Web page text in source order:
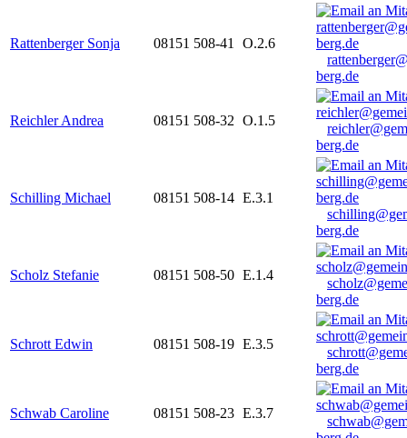
Rattenberger Sonja 08151 508-41
O.2.6
berg.de
Reichler Andrea 08151 508-32 O.1.5
berg.de
Schilling Michael 08151 508-14 E.3.1
berg.de
Scholz Stefanie 08151 508-50 E.1.4
berg.de
Schrott Edwin 08151 508-19 E.3.5
berg.de
Schwab Caroline 08151 508-23 E.3.7